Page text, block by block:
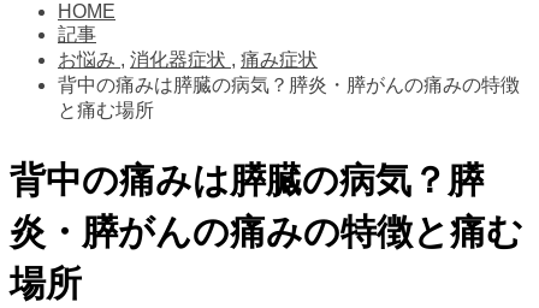
HOME
記事
お悩み , 消化器症状 , 痛み症状
背中の痛みは膵臓の病気？膵炎・膵がんの痛みの特徴
と痛む場所
背中の痛みは膵臓の病気？膵
炎・膵がんの痛みの特徴と痛む
場所